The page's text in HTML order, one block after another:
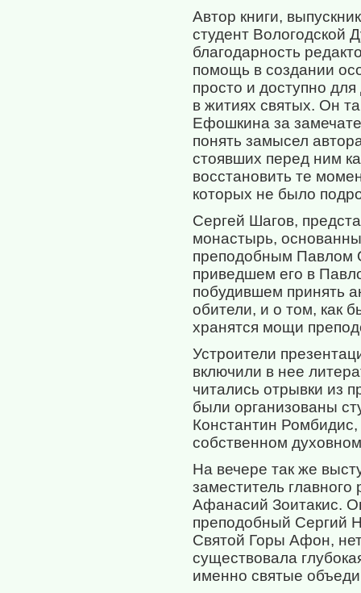
Автор книги,
студент Вологодской
благодарность
помощь в создании
просто и доступно
в житиях святых. Он
Ефошкина за
понять замысел
стоявших перед ним
восстановить те
которых не было
Сергей Шагов,
монастырь,
преподобным Павлом
приведшем его в
побудившем принять
обители, и о том, как
хранятся мощи
Устроители
включили в нее
читались отрывки из
были организованы
Константин
собственном
На вечере так же
заместитель
Афанасий Зоитакис.
преподобный Сергий
Святой Горы Афон, нет
существовала
именно святые